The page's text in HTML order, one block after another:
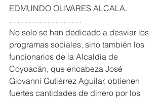
EDMUNDO OLIVARES ALCALA.
………………………
No solo se han dedicado a desviar los
programas sociales, sino también los
funcionarios de la Alcaldía de
Coyoacán, que encabeza José
Giovanni Gutiérrez Aguilar, obtienen
fuertes cantidades de dinero por los